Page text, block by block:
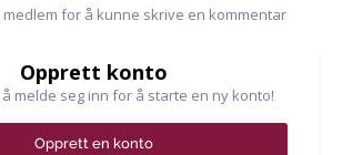
for å kunne skrive en kommentar
Opprett konto
melde seg inn for å starte en ny konto!
Opprett en konto